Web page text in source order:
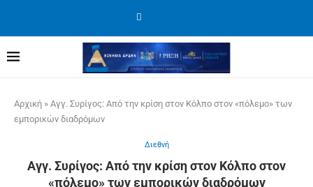
Αρχική » Αγγ. Συρίγος: Από την κρίση στον Κόλπο στον «πόλεμο» των
εμπορικών διαδρόμων
Διεθνή
Αγγ. Συρίγος: Από την κρίση στον Κόλπο στον
«πόλεμο» των εμπορικών διαδρόμων